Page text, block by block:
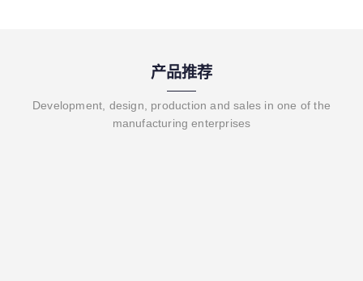
产品推荐
Development, design, production and sales in one of the
manufacturing enterprises